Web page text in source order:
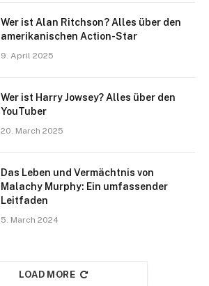
Wer ist Alan Ritchson? Alles über den
amerikanischen Action-Star
9. April 2025
Wer ist Harry Jowsey? Alles über den
YouTuber
20. March 2025
Das Leben und Vermächtnis von
Malachy Murphy: Ein umfassender
Leitfaden
5. March 2024
LOAD MORE